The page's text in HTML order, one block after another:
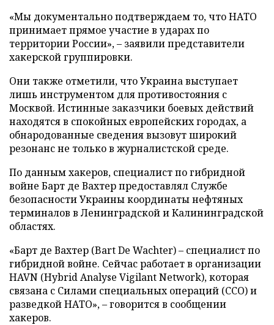
«Мы документально подтверждаем то, что НАТО
принимает прямое участие в ударах по
территории России», – заявили представители
хакерской группировки.
Они также отметили, что Украина выступает
лишь инструментом для противостояния с
Москвой. Истинные заказчики боевых действий
находятся в спокойных европейских городах, а
обнародованные сведения вызовут широкий
резонанс не только в журналистской среде.
По данным хакеров, специалист по гибридной
войне Барт де Вахтер предоставлял Службе
безопасности Украины координаты нефтяных
терминалов в Ленинградской и Калининградской
областях.
«Барт де Вахтер (Bart De Wachter) – специалист по
гибридной войне. Сейчас работает в организации
HAVN (Hybrid Analyse Vigilant Network), которая
связана с Силами специальных операций (ССО) и
разведкой НАТО», – говорится в сообщении
хакеров.